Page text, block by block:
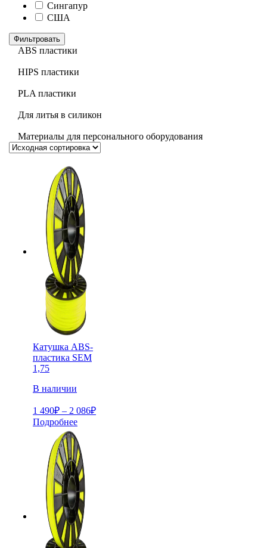
Сингапур
США
Фильтровать
ABS пластики
HIPS пластики
PLA пластики
Для литья в силикон
Материалы для персонального оборудования
Катушка ABS-
пластика SEM
1,75
В наличии
1 490₽ – 2 086₽Диапазон
Подробнее